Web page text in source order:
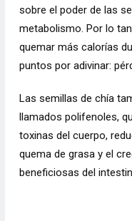
sobre el poder de las
metabolismo. Por lo
quemar más calorías
puntos por adivinar:
Las semillas de chía
llamados polifenoles,
toxinas del cuerpo,
quema de grasa y el
beneficiosas del